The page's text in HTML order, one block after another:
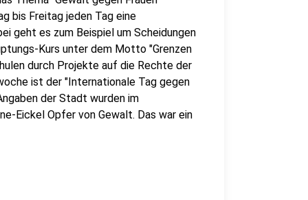
bis Freitag jeden Tag eine
geht es zum Beispiel um Scheidungen
Kurs unter dem Motto "Grenzen
durch Projekte auf die Rechte der
ist der "Internationale Tag gegen
der Stadt wurden im
Eickel Opfer von Gewalt. Das war ein